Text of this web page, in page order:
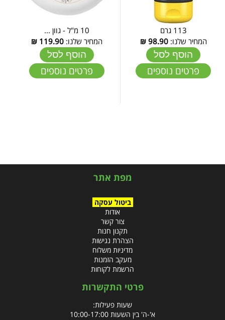
113 גרם
המחיר שלנו:98.90
₪
הוסף לסל
פרטים נוספים
10 מ"ל - גוון ...
המחיר שלנו:119.90
₪
הוסף לסל
פרטים נוספים
מפת אתר
ביטול עסקה
אודות
צור קשר
תקנון חנות
הצהרת נגישות
מדיניות משלוח
מעקב הזמנות
הרשמת לקוחות
פרטי התקשרות
שעות פעילות:
א'-ה' בין השעות 10:00-17:00